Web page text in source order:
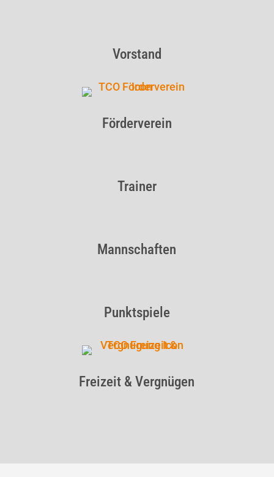
Vorstand
Förderverein
Trainer
Mannschaften
Punktspiele
Freizeit & Vergnügen